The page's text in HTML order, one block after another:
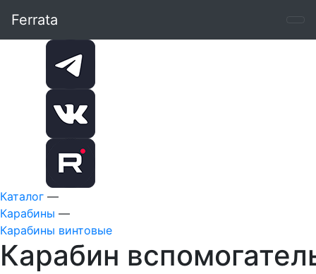
Ferrata
Каталог —
Карабины —
Карабины винтовые
Карабин